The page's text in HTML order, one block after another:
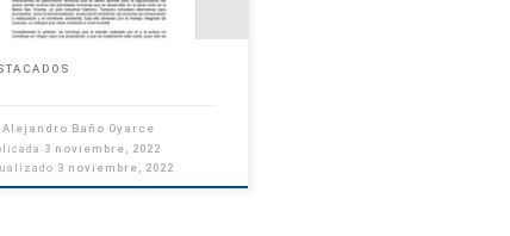
Alejandro Baño Oyarce
3 noviembre, 2022
3 noviembre, 2022